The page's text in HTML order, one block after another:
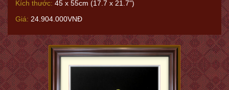
Kích thước: 45 x 55cm (17.7 x 21.7")
Giá: 24.904.000VNĐ